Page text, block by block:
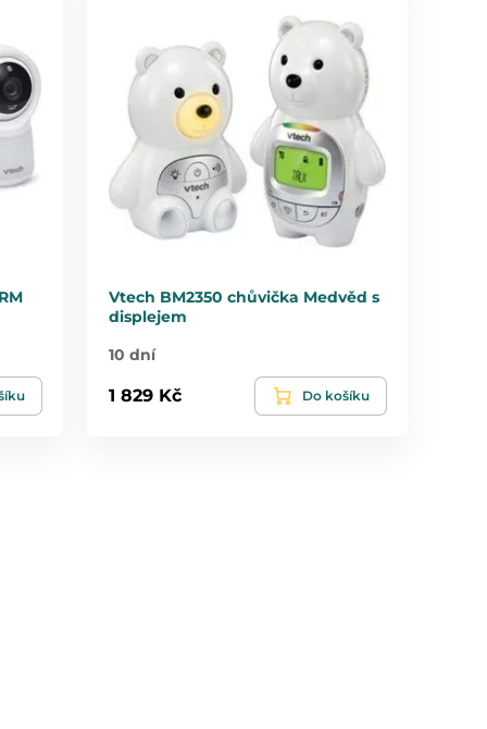
Vtech BM2350 chůvička Medvěd s
displejem
10 dní
1 829 Kč Do košíku